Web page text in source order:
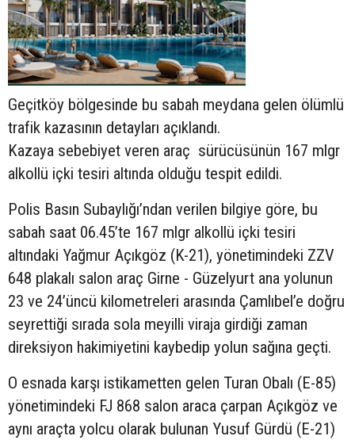
Geçitköy bölgesinde bu sabah meydana gelen ölümlü
trafik kazasının detayları açıklandı.
Kazaya sebebiyet veren araç sürücüsünün 167 mlgr
alkollü içki tesiri altında olduğu tespit edildi.
Polis Basın Subaylığı’ndan verilen bilgiye göre, bu
sabah saat 06.45’te 167 mlgr alkollü içki tesiri
altındaki Yağmur Açıkgöz (K-21), yönetimindeki ZZV
648 plakalı salon araç Girne - Güzelyurt ana yolunun
23 ve 24’üncü kilometreleri arasında Çamlıbel’e doğru
seyrettiği sırada sola meyilli viraja girdiği zaman
direksiyon hakimiyetini kaybedip yolun sağına geçti.
O esnada karşı istikametten gelen Turan Obalı (E-85)
yönetimindeki FJ 868 salon araca çarpan Açıkgöz ve
aynı araçta yolcu olarak bulunan Yusuf Gürdü (E-21)